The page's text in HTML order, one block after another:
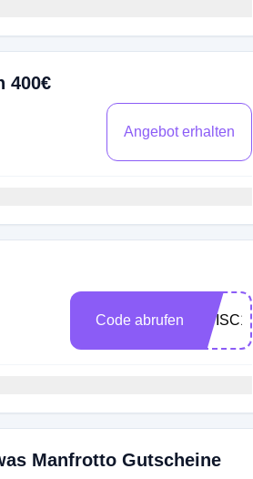
400€
Angebot erhalten
Code abrufen PDISC10
Manfrotto Gutscheine